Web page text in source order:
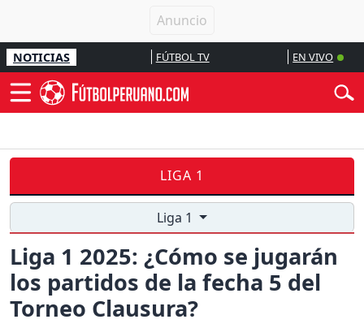
NOTICIAS FÚTBOL TV EN VIVO
LIGA 1
Liga 1
Liga 1 2025: ¿Cómo se jugarán
los partidos de la fecha 5 del
Torneo Clausura?